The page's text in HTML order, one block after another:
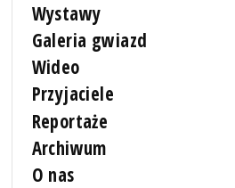
Wystawy
Galeria gwiazd
Wideo
Przyjaciele
Reportaże
Archiwum
O nas